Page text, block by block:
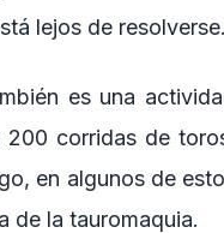
lejos de resolverse.
es una
200 corridas de
en algunos de
de la tauromaquia.